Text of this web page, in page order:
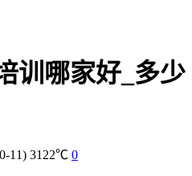
训哪家好_多少
11) 3122℃ 0